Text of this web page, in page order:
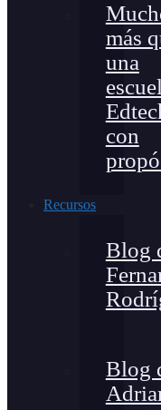
más
una
con
Recursos
Blog
Blog